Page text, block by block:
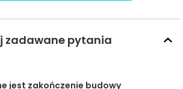
które dobrze uzupełniają
mieszkańców.
zadawane pytania
jest zakończenie budowy